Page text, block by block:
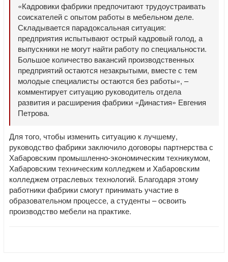
«Кадровики фабрики предпочитают трудоустраивать
соискателей с опытом работы в мебельном деле.
Складывается парадоксальная ситуация:
предприятия испытывают острый кадровый голод, а
выпускники не могут найти работу по специальности.
Большое количество вакансий производственных
предприятий остаются незакрытыми, вместе с тем
молодые специалисты остаются без работы», –
комментирует ситуацию руководитель отдела
развития и расширения фабрики «Династия» Евгения
Петрова.
Для того, чтобы изменить ситуацию к лучшему,
руководство фабрики заключило договоры партнерства с
Хабаровским промышленно-экономическим техникумом,
Хабаровским техническим колледжем и Хабаровским
колледжем отраслевых технологий. Благодаря этому
работники фабрики смогут принимать участие в
образовательном процессе, а студенты – освоить
производство мебели на практике.